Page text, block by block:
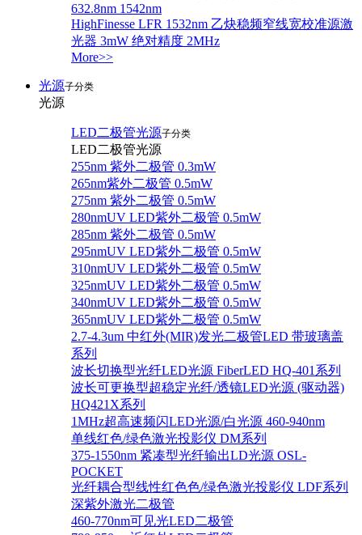
632.8nm 1542nm
HighFinesse LFR 1532nm 乙炔稳频窄线宽校准源激
光器 3mW 绝对精度 2MHz
More>>
光源子分类
光源
LED二极管光源子分类
LED二极管光源
255nm 紫外二极管 0.3mW
265nm紫外二极管 0.5mW
275nm 紫外二极管 0.5mW
280nmUV LED紫外二极管 0.5mW
285nm 紫外二极管 0.5mW
295nmUV LED紫外二极管 0.5mW
310nmUV LED紫外二极管 0.5mW
325nmUV LED紫外二极管 0.5mW
340nmUV LED紫外二极管 0.5mW
365nmUV LED紫外二极管 0.5mW
2.7-4.3um 中红外(MIR)发光二极管LED 带玻璃盖
系列
波长切换型光纤LED光源 FiberLED HQ-401系列
波长可更换型超稳定光纤/透镜LED光源 (驱动器)
HQ421X系列
1MHz超高速频闪LED光源/白光源 460-940nm
单线红色/绿色激光投影仪 DM系列
375-1550nm 紧凑型光纤输出LD光源 OSL-
POCKET
光纤耦合型线性红色色/绿色激光投影仪 LDF系列
深紫外激光二极管
460-770nm可见光LED二极管